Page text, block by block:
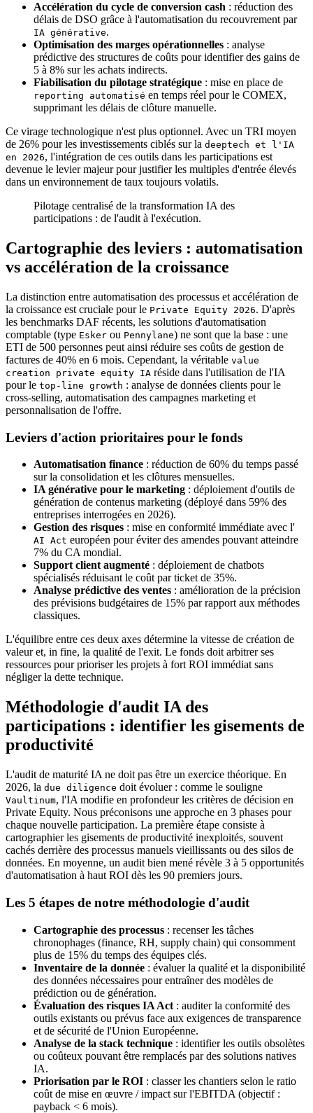
Accélération du cycle de conversion cash : réduction des
délais de DSO grâce à l'automatisation du recouvrement par
IA générative.
Optimisation des marges opérationnelles : analyse
prédictive des structures de coûts pour identifier des gains de
5 à 8% sur les achats indirects.
Fiabilisation du pilotage stratégique : mise en place de
reporting automatisé en temps réel pour le COMEX,
supprimant les délais de clôture manuelle.
Ce virage technologique n'est plus optionnel. Avec un TRI moyen
de 26% pour les investissements ciblés sur la deeptech et l'IA
en 2026, l'intégration de ces outils dans les participations est
devenue le levier majeur pour justifier les multiples d'entrée élevés
dans un environnement de taux toujours volatils.
Pilotage centralisé de la transformation IA des
participations : de l'audit à l'exécution.
Cartographie des leviers : automatisation
vs accélération de la croissance
La distinction entre automatisation des processus et accélération de
la croissance est cruciale pour le Private Equity 2026. D'après
les benchmarks DAF récents, les solutions d'automatisation
comptable (type Esker ou Pennylane) ne sont que la base : une
ETI de 500 personnes peut ainsi réduire ses coûts de gestion de
factures de 40% en 6 mois. Cependant, la véritable value
creation private equity IA réside dans l'utilisation de l'IA
pour le top-line growth : analyse de données clients pour le
cross-selling, automatisation des campagnes marketing et
personnalisation de l'offre.
Leviers d'action prioritaires pour le fonds
Automatisation finance : réduction de 60% du temps passé
sur la consolidation et les clôtures mensuelles.
IA générative pour le marketing : déploiement d'outils de
génération de contenus marketing (déployé dans 59% des
entreprises interrogées en 2026).
Gestion des risques : mise en conformité immédiate avec l'
AI Act européen pour éviter des amendes pouvant atteindre
7% du CA mondial.
Support client augmenté : déploiement de chatbots
spécialisés réduisant le coût par ticket de 35%.
Analyse prédictive des ventes : amélioration de la précision
des prévisions budgétaires de 15% par rapport aux méthodes
classiques.
L'équilibre entre ces deux axes détermine la vitesse de création de
valeur et, in fine, la qualité de l'exit. Le fonds doit arbitrer ses
ressources pour prioriser les projets à fort ROI immédiat sans
négliger la dette technique.
Méthodologie d'audit IA des
participations : identifier les gisements de
productivité
L'audit de maturité IA ne doit pas être un exercice théorique. En
2026, la due diligence doit évoluer : comme le souligne
Vaultinum, l'IA modifie en profondeur les critères de décision en
Private Equity. Nous préconisons une approche en 3 phases pour
chaque nouvelle participation. La première étape consiste à
cartographier les gisements de productivité inexploités, souvent
cachés derrière des processus manuels vieillissants ou des silos de
données. En moyenne, un audit bien mené révèle 3 à 5 opportunités
d'automatisation à haut ROI dès les 90 premiers jours.
Les 5 étapes de notre méthodologie d'audit
Cartographie des processus : recenser les tâches
chronophages (finance, RH, supply chain) qui consomment
plus de 15% du temps des équipes clés.
Inventaire de la donnée : évaluer la qualité et la disponibilité
des données nécessaires pour entraîner des modèles de
prédiction ou de génération.
Évaluation des risques IA Act : auditer la conformité des
outils existants ou prévus face aux exigences de transparence
et de sécurité de l'Union Européenne.
Analyse de la stack technique : identifier les outils obsolètes
ou coûteux pouvant être remplacés par des solutions natives
IA.
Priorisation par le ROI : classer les chantiers selon le ratio
coût de mise en œuvre / impact sur l'EBITDA (objectif :
payback < 6 mois).